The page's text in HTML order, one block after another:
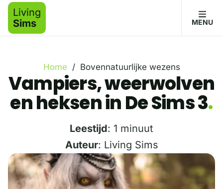
Living
Sims
MENU
Home / Bovennatuurlijke wezens
Vampiers, weerwolven
en heksen in De Sims 3
Leestijd: 1 minuut
Auteur: Living Sims